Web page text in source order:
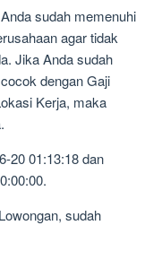
sudah memenuhi
agar tidak
Jika Anda sudah
dengan Gaji
Kerja, maka
20 01:13:18 dan
sudah